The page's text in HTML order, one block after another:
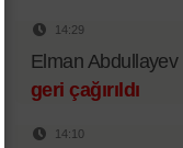
14:29
Elman Abdullayev
geri çağırıldı
14:10